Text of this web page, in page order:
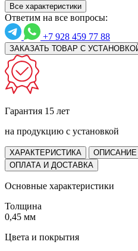
Все характеристики
Ответим на все вопросы:
+7 928 459 77 88
ЗАКАЗАТЬ ТОВАР С
Гарантия 15 лет
на продукцию с установкой
ХАРАКТЕРИСТИКА ОПИСАНИЕ
ОПЛАТА И ДОСТАВКА
Основные характеристики
Толщина
0,45 мм
Цвета и покрытия